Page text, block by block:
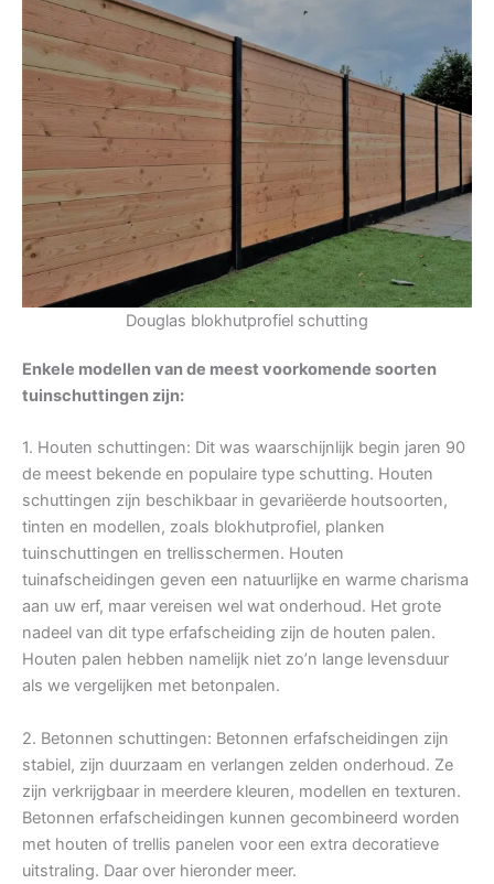
Douglas blokhutprofiel schutting
Enkele modellen van de meest voorkomende soorten
tuinschuttingen zijn:
1. Houten schuttingen: Dit was waarschijnlijk begin jaren 90
de meest bekende en populaire type schutting. Houten
schuttingen zijn beschikbaar in gevariëerde houtsoorten,
tinten en modellen, zoals blokhutprofiel, planken
tuinschuttingen en trellisschermen. Houten
tuinafscheidingen geven een natuurlijke en warme charisma
aan uw erf, maar vereisen wel wat onderhoud. Het grote
nadeel van dit type erfafscheiding zijn de houten palen.
Houten palen hebben namelijk niet zo’n lange levensduur
als we vergelijken met betonpalen.
2. Betonnen schuttingen: Betonnen erfafscheidingen zijn
stabiel, zijn duurzaam en verlangen zelden onderhoud. Ze
zijn verkrijgbaar in meerdere kleuren, modellen en texturen.
Betonnen erfafscheidingen kunnen gecombineerd worden
met houten of trellis panelen voor een extra decoratieve
uitstraling. Daar over hieronder meer.